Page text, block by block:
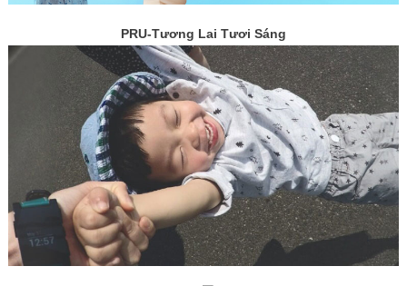
PRU-Tương Lai Tươi Sáng